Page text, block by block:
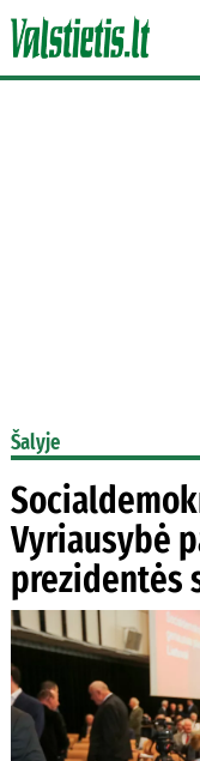
Šalyje
Vyriausybė
prezidentės